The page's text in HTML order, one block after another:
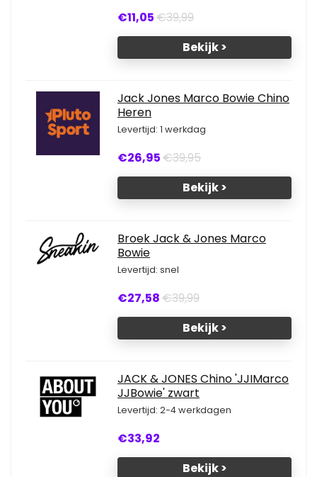
€11,05€39,99
Bekijk >
Jack Jones Marco Bowie Chino
Heren
Levertijd: 1 werkdag
€26,95€39,95
Bekijk >
Broek Jack & Jones Marco
Bowie
Levertijd: snel
€27,58€39,99
Bekijk >
JACK & JONES Chino 'JJIMarco
JJBowie' zwart
Levertijd: 2-4 werkdagen
€33,92
Bekijk >